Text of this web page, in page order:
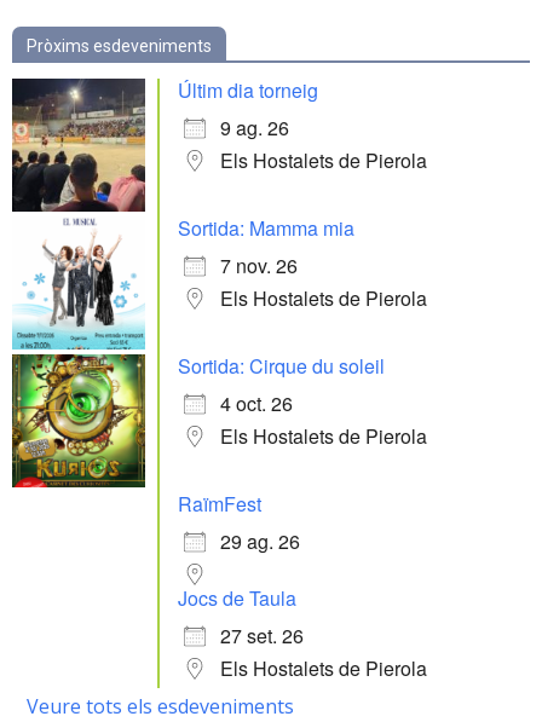
Pròxims esdeveniments
Últim dia torneig
9 ag. 26
Els Hostalets de Pierola
Sortida: Mamma mia
7 nov. 26
Els Hostalets de Pierola
Sortida: Cirque du soleil
4 oct. 26
Els Hostalets de Pierola
RaïmFest
29 ag. 26
Jocs de Taula
27 set. 26
Els Hostalets de Pierola
Veure tots els esdeveniments